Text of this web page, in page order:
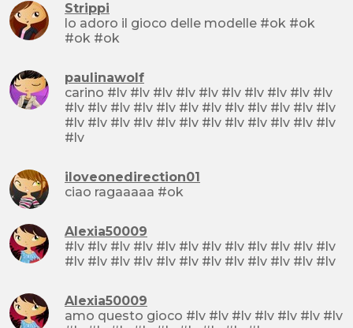
Strippi
lo adoro il gioco delle modelle #ok #ok
#ok #ok
paulinawolf
carino #lv #lv #lv #lv #lv #lv #lv #lv #lv #lv
#lv #lv #lv #lv #lv #lv #lv #lv #lv #lv #lv #lv
#lv #lv #lv #lv #lv #lv #lv #lv #lv #lv #lv #lv
#lv
iloveonedirection01
ciao ragaaaaa #ok
Alexia50009
#lv #lv #lv #lv #lv #lv #lv #lv #lv #lv #lv #lv
#lv #lv #lv #lv #lv #lv #lv #lv #lv #lv #lv #lv
Alexia50009
amo questo gioco #lv #lv #lv #lv #lv #lv #lv